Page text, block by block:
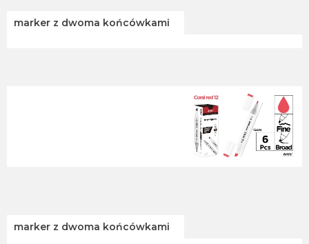
marker z dwoma końcówkami
marker z dwoma końcówkami